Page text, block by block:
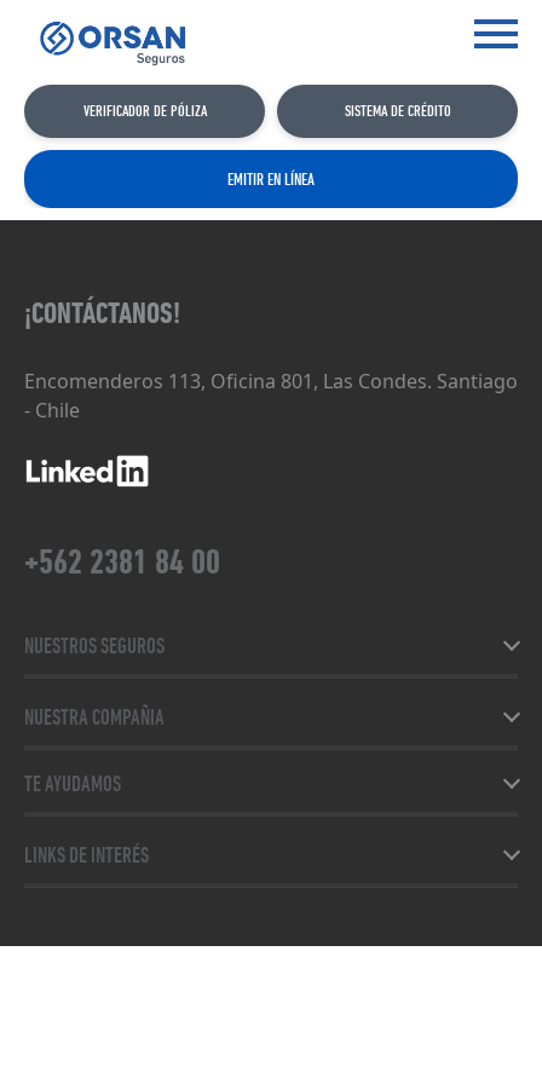
VERIFICADOR DE PÓLIZA SISTEMA DE CRÉDITO
EMITIR EN LÍNEA
¡CONTÁCTANOS!
Encomenderos 113, Oficina 801, Las Condes. Santiago
- Chile
+562 2381 84 00
NUESTROS SEGUROS
NUESTRA COMPAÑIA
TE AYUDAMOS
LINKS DE INTERÉS